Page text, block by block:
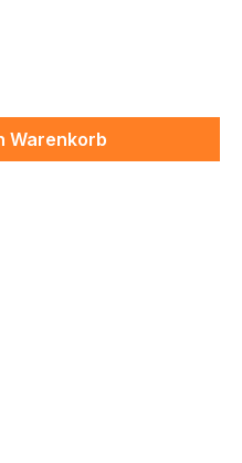
Wert
Warenkorb